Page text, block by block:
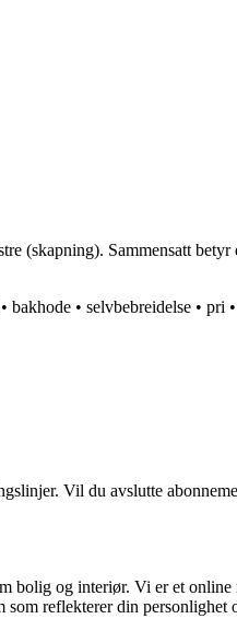
(skapning). Sammensatt
• bakhode • selvbebreidelse • pri •
Vil du avslutte
og interiør. Vi er et online
som reflekterer din personlighet